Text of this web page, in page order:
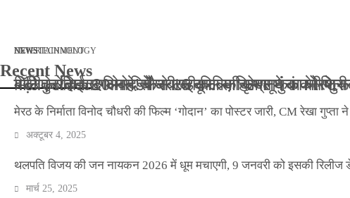
NEWS मार्च 2, 2026
बॉलीवुड के बाद अब डिफेंस टाइकून साहिल लूथरा को
NEWS जनवरी 29, 2026
बड़ी कार्रवाई: 20 माह से जबरन काबिज़ कृष्णा कुंज
ENTERTAINMENT
मेरठ के निर्माता विनोद चौधरी की फिल्म ‘गोदान’ का
NEWSTECHNOLOGY
मिलिए रोहित उगले से! कैसे 16 साल की उम्र में कंपनी
Recent News
मेरठ के निर्माता विनोद चौधरी की फिल्म ‘गोदान’ का पोस्टर जारी, CM रेखा
अक्टूबर 4, 2025
थलपति विजय की जन नायकन 2026 में धूम मचाएगी, 9 जनवरी को इसकी रिलीज
मार्च 25, 2025